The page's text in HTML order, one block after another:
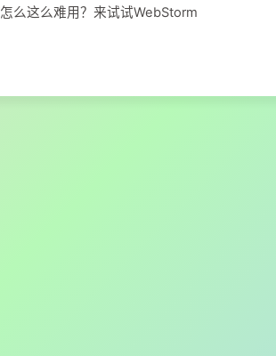
么这么难用？来试试WebStorm